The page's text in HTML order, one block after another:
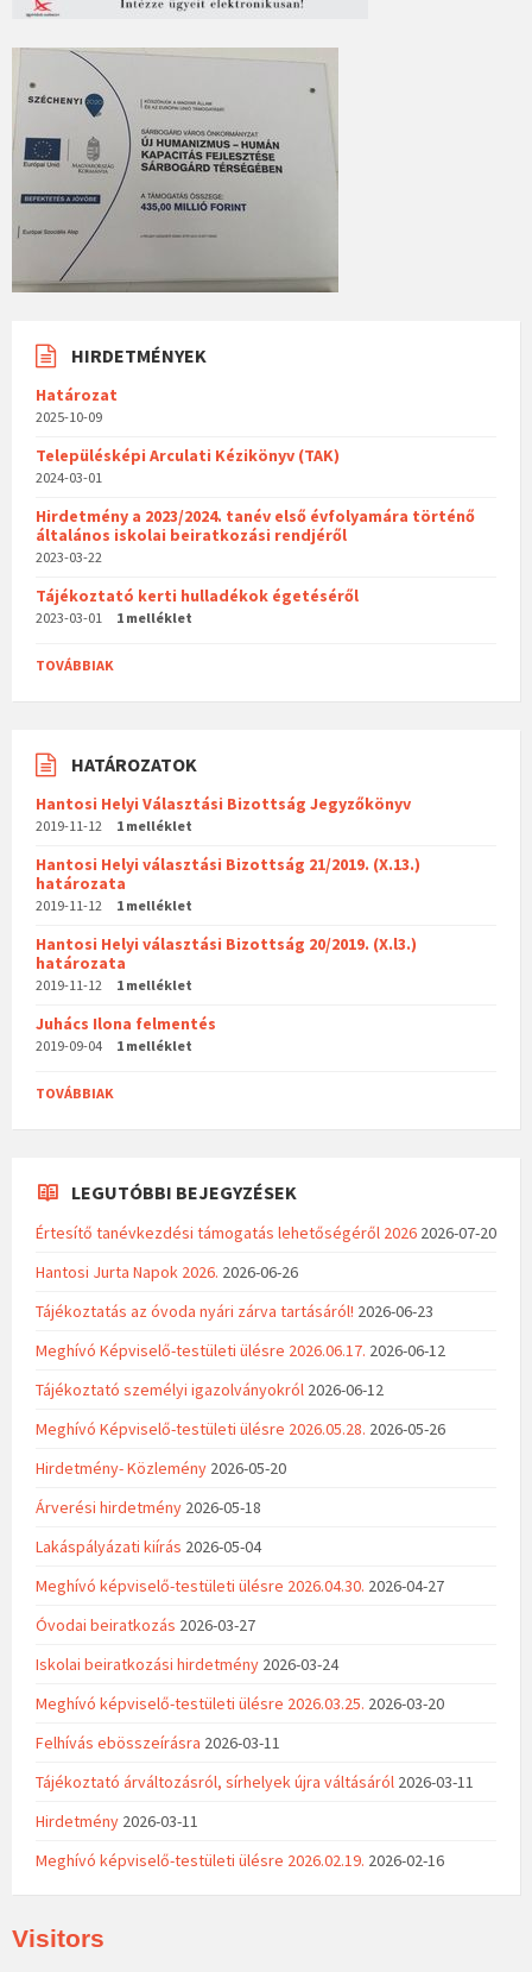
HIRDETMÉNYEK
Határozat
2025-10-09
Településképi Arculati Kézikönyv (TAK)
2024-03-01
Hirdetmény a 2023/2024. tanév első évfolyamára történő
általános iskolai beiratkozási rendjéről
2023-03-22
Tájékoztató kerti hulladékok égetéséről
2023-03-01 1 melléklet
TOVÁBBIAK
HATÁROZATOK
Hantosi Helyi Választási Bizottság Jegyzőkönyv
2019-11-12 1 melléklet
Hantosi Helyi választási Bizottság 21/2019. (X.13.)
határozata
2019-11-12 1 melléklet
Hantosi Helyi választási Bizottság 20/2019. (X.l3.)
határozata
2019-11-12 1 melléklet
Juhács Ilona felmentés
2019-09-04 1 melléklet
TOVÁBBIAK
LEGUTÓBBI BEJEGYZÉSEK
Értesítő tanévkezdési támogatás lehetőségéről 2026 2026-07-20
Hantosi Jurta Napok 2026. 2026-06-26
Tájékoztatás az óvoda nyári zárva tartásáról! 2026-06-23
Meghívó Képviselő-testületi ülésre 2026.06.17. 2026-06-12
Tájékoztató személyi igazolványokról 2026-06-12
Meghívó Képviselő-testületi ülésre 2026.05.28. 2026-05-26
Hirdetmény- Közlemény 2026-05-20
Árverési hirdetmény 2026-05-18
Lakáspályázati kiírás 2026-05-04
Meghívó képviselő-testületi ülésre 2026.04.30. 2026-04-27
Óvodai beiratkozás 2026-03-27
Iskolai beiratkozási hirdetmény 2026-03-24
Meghívó képviselő-testületi ülésre 2026.03.25. 2026-03-20
Felhívás ebösszeírásra 2026-03-11
Tájékoztató árváltozásról, sírhelyek újra váltásáról 2026-03-11
Hirdetmény 2026-03-11
Meghívó képviselő-testületi ülésre 2026.02.19. 2026-02-16
Visitors